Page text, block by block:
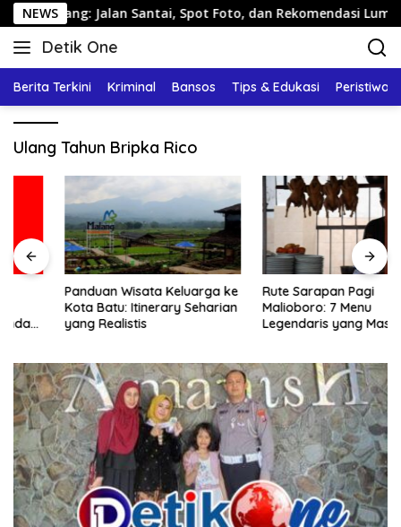
Langsung
ke
konten
NEWSJalan Santai, Spot Foto, dan Rekomendasi Lumpia
Detik One
Tajam
Fakta
Berita Terkini Kriminal Bansos Tips & Edukasi Peristiwa
Ulang Tahun Bripka Rico
Panduan Wisata Keluarga ke
Kota Batu: Itinerary Seharian
yang Realistis
Rute Sarapan Pagi
Malioboro: 7 Menu
Legendaris yang Masih